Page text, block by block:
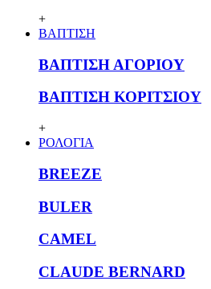
+
ΒΑΠΤΙΣΗ
ΒΑΠΤΙΣΗ ΑΓΟΡΙΟΥ
ΒΑΠΤΙΣΗ ΚΟΡΙΤΣΙΟΥ
+
ΡΟΛΟΓΙΑ
BREEZE
BULER
CAMEL
CLAUDE BERNARD